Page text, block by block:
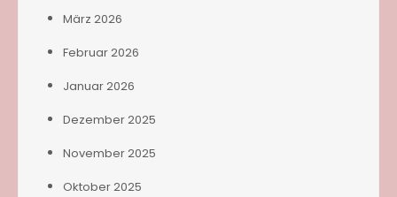
März 2026
Februar 2026
Januar 2026
Dezember 2025
November 2025
Oktober 2025